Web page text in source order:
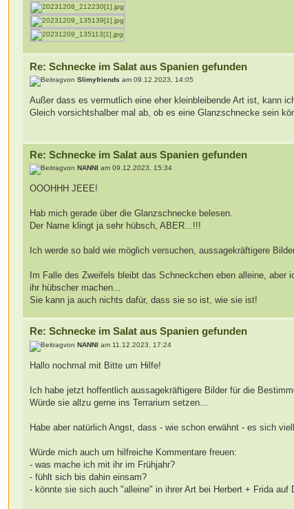
Re: Schnecke im Salat aus Spanien gefunden
vonSlimyfriends am 09.12.2023, 14:05
Außer dass es vermutlich eine eher kleinbleibende Art ist, kann
Gleich vorsichtshalber mal ab, ob es eine Glanzschnecke sein
Re: Schnecke im Salat aus Spanien gefunden
vonNANNI am 09.12.2023, 15:34
OOOHHH JEEE!
Hab mich gerade über die Glanzschnecke belesen.
Der Name klingt ja sehr hübsch, ABER...!!!
Ich werde so bald wie möglich versuchen, aussagekräftigere
Im Falle des Zweifels bleibt das Schneckchen eben alleine, aber
ihr hübscher machen...
Sie kann ja auch nichts dafür, dass sie so ist, wie sie ist!
Re: Schnecke im Salat aus Spanien gefunden
vonNANNI am 11.12.2023, 17:24
Hallo nochmal mit Bitte um Hilfe!
Ich habe jetzt hoffentlich aussagekräftigere Bilder für die
Würde sie allzu gerne ins Terrarium setzen...
Habe aber natürlich Angst, dass - wie schon erwähnt - es sich
Würde mich auch um hilfreiche Kommentare freuen:
- was mache ich mit ihr im Frühjahr?
- fühlt sich bis dahin einsam?
- könnte sie sich auch "alleine" in ihrer Art bei Herbert + Frida auf